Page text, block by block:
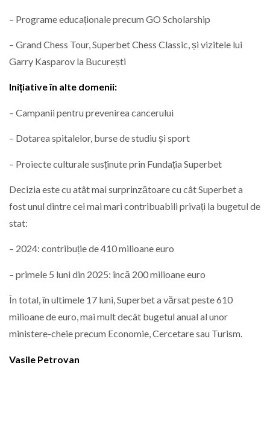
– Programe educaționale precum GO Scholarship
– Grand Chess Tour, Superbet Chess Classic, și vizitele lui
Garry Kasparov la București
Inițiative în alte domenii:
– Campanii pentru prevenirea cancerului
– Dotarea spitalelor, burse de studiu și sport
– Proiecte culturale susținute prin Fundația Superbet
Decizia este cu atât mai surprinzătoare cu cât Superbet a
fost unul dintre cei mai mari contribuabili privați la bugetul de
stat:
– 2024: contribuție de 410 milioane euro
– primele 5 luni din 2025: încă 200 milioane euro
În total, în ultimele 17 luni, Superbet a vărsat peste 610
milioane de euro, mai mult decât bugetul anual al unor
ministere-cheie precum Economie, Cercetare sau Turism.
Vasile Petrovan